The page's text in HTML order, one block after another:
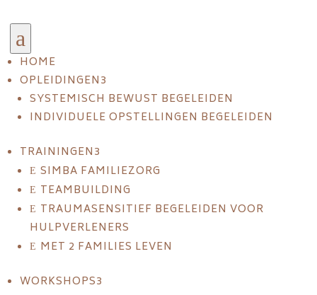
a
HOME
OPLEIDINGEN3
SYSTEMISCH BEWUST BEGELEIDEN
INDIVIDUELE OPSTELLINGEN BEGELEIDEN
TRAININGEN3
ESIMBA FAMILIEZORG
E TEAMBUILDING
E TRAUMASENSITIEF BEGELEIDEN VOOR
HULPVERLENERS
E MET 2 FAMILIES LEVEN
WORKSHOPS3